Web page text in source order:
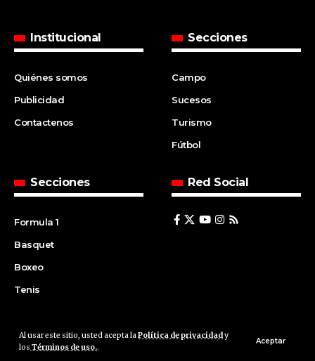
Al usar este sitio, usted acepta laPolítica de privacidady
los Términos de uso..
Aceptar
Institucional
Quiénes somos
Publicidad
Contactenos
Secciones
Campo
Sucesos
Turismo
Fútbol
Secciones
Formula 1
Basquet
Boxeo
Tenis
Red Social
© 2008 | Agencia Cfin.com.ar - Santa Fe - Argentina | All rights